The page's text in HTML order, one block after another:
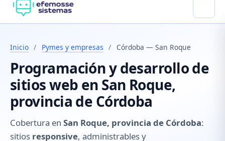
Inicio / Pymes y empresas / Córdoba — San Roque
Programación y desarrollo de
sitios web en San Roque,
provincia de Córdoba
Cobertura en San Roque, provincia de Córdoba:
sitios responsive, administrables y